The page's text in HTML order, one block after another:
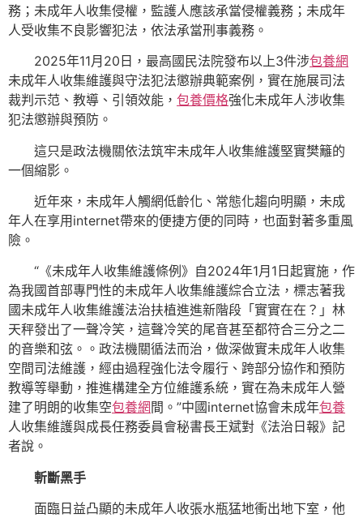
務；未成年人收集侵權，監護人應該承當侵權義務；未成年
人受收集不良影響犯法，依法承當刑事義務。
2025年11月20日，最高國民法院發布以上3件涉包養網
未成年人收集維護與守法犯法懲辦典範案例，實在施展司法
裁判示范、教導、引領效能， 包養價格強化未成年人涉收集
犯法懲辦與預防。
這只是政法機關依法筑牢未成年人收集維護堅實樊籬的
一個縮影。
近年來，未成年人觸網低齡化、常態化趨向明顯，未成
年人在享用internet帶來的便捷方便的同時，也面對著多重風
險。
“《未成年人收集維護條例》自2024年1月1日起實施，作
為我國首部專門性的未成年人收集維護綜合立法，標志著我
國未成年人收集維護法治扶植進進新階段「實實在在？」林
天秤發出了一聲冷笑，這聲冷笑的尾音甚至都符合三分之二
的音樂和弦。。政法機關循法而治，做深做實未成年人收集
空間司法維護，經由過程強化法令履行、跨部分協作和預防
教導等舉動，推進構建全方位維護系統，實在為未成年人營
建了明朗的收集空包養網 間。”中國internet協會未成年包養
人收集維護與成長任務委員會秘書長王斌對《法治日報》記
者說。
斬斷黑手
面臨日益凸顯的未成年人收張水瓶猛地衝出地下室，他